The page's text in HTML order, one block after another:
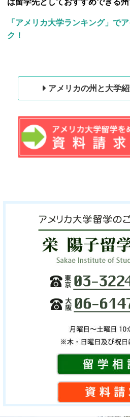
「アメリカ大学ランキング」で
ク！
アメリカの州と大学